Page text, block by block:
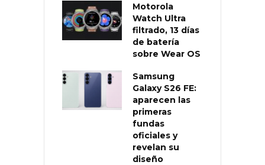
Motorola
Watch Ultra
filtrado, 13 días
de batería
sobre Wear OS
Samsung
Galaxy S26 FE:
aparecen las
primeras
fundas
oficiales y
revelan su
diseño